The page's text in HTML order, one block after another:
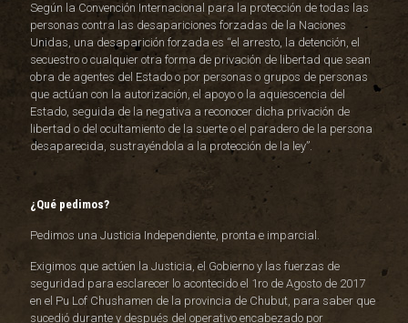
Según la Convención Internacional para la protección de todas las
personas contra las desapariciones forzadas de la Naciones
Unidas, una desaparición forzada es “el arresto, la detención, el
secuestro o cualquier otra forma de privación de libertad que sean
obra de agentes del Estado o por personas o grupos de personas
que actúan con la autorización, el apoyo o la aquiescencia del
Estado, seguida de la negativa a reconocer dicha privación de
libertad o del ocultamiento de la suerte o el paradero de la persona
desaparecida, sustrayéndola a la protección de la ley”.
¿Qué pedimos?
Pedimos una Justicia Independiente, pronta e imparcial.
Exigimos que actúen la Justicia, el Gobierno y las fuerzas de
seguridad para esclarecer lo acontecido el 1ro de Agosto de 2017
en el Pu Lof Chushamen de la provincia de Chubut, para saber que
sucedió durante y después del operativo encabezado por